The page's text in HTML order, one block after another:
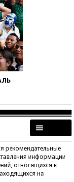
рекомендательные
информации
относящихся к
на